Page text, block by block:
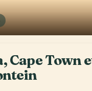
Cape Town